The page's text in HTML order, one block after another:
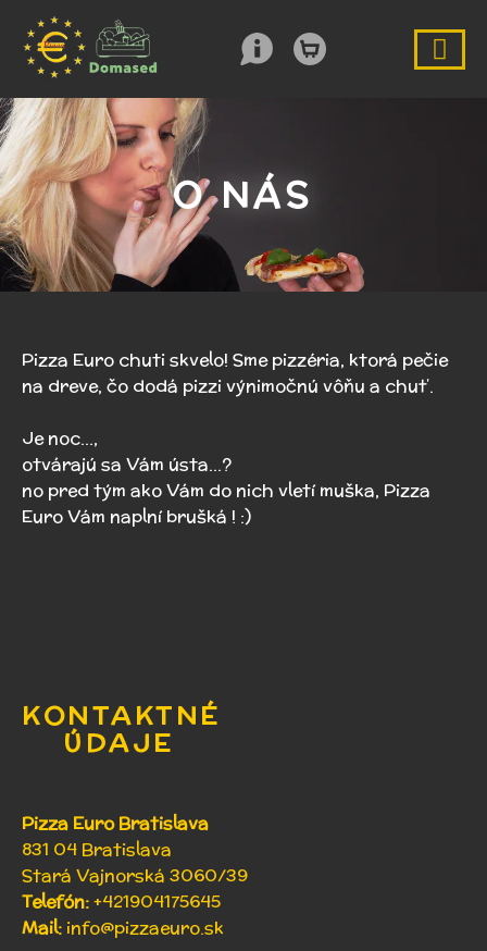
O NÁS
Pizza Euro chuti skvelo! Sme pizzéria, ktorá pečie
na dreve, čo dodá pizzi výnimočnú vôňu a chuť.
Je noc...,
otvárajú sa Vám ústa...?
no pred tým ako Vám do nich vletí muška, Pizza
Euro Vám naplní brušká ! :)
KONTAKTNÉ
ÚDAJE
Pizza Euro Bratislava
831 04 Bratislava
Stará Vajnorská 3060/39
Telefón:+421904175645
Mail: info@pizzaeuro.sk